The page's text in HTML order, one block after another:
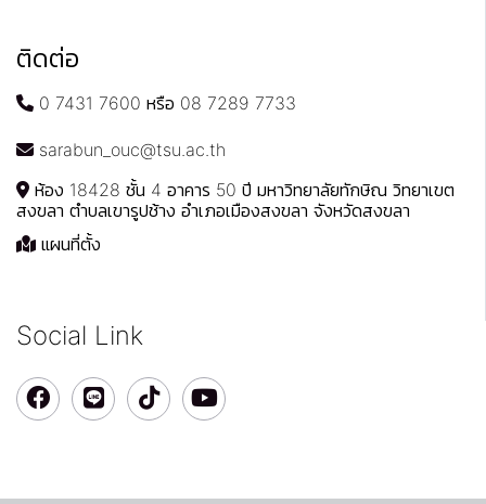
ติดต่อ
0 7431 7600 หรือ 08 7289 7733
sarabun_ouc@tsu.ac.th
ห้อง 18428 ชั้น 4 อาคาร 50 ปี มหาวิทยาลัยทักษิณ วิทยาเขต
สงขลา ตำบลเขารูปช้าง อำเภอเมืองสงขลา จังหวัดสงขลา
แผนที่ตั้ง
Social Link